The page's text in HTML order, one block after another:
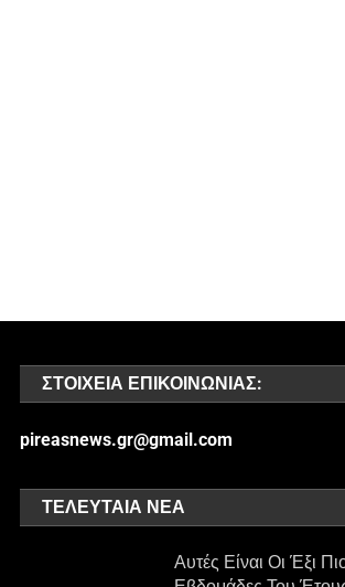
ΣΤΟΙΧΕΊΑ ΕΠΙΚΟΙΝΩΝΊΑΣ:
pireasnews.gr@gmail.com
ΤΕΛΕΥΤΑΊΑ ΝΈΑ
Αυτές Είναι Οι Έξι